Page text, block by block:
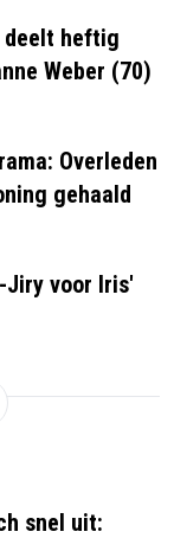
deelt heftig
Weber (70)
Overleden
gehaald
Jiry voor Iris'
snel uit: